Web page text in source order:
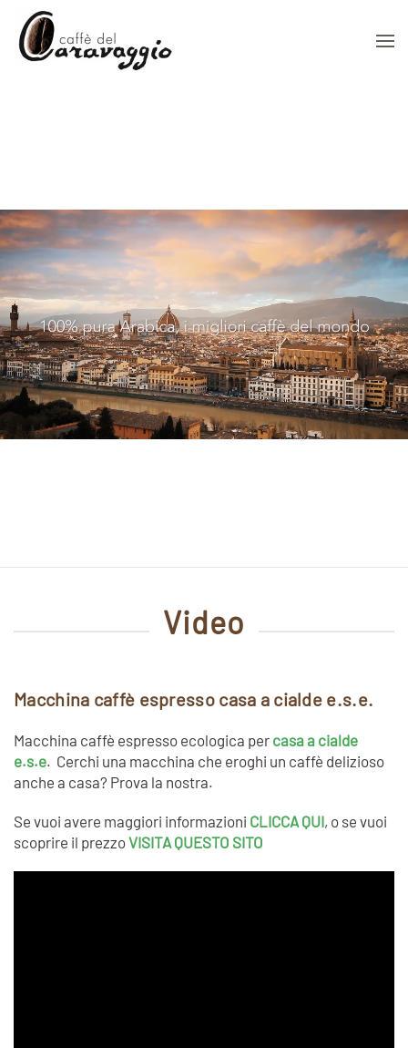
Skip to main content
Video
Macchina caffè espresso casa a cialde e.s.e.
Macchina caffè espresso ecologica per casa a cialde
e.s.e. Cerchi una macchina che eroghi un caffè delizioso
anche a casa? Prova la nostra.
Se vuoi avere maggiori informazioni CLICCA QUI, o se vuoi
scoprire il prezzoVISITA QUESTO SITO